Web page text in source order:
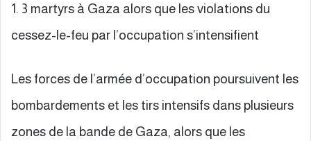
1. 3 martyrs à Gaza alors que les violations du
cessez-le-feu par l’occupation s’intensifient
Les forces de l’armée d’occupation poursuivent les
bombardements et les tirs intensifs dans plusieurs
zones de la bande de Gaza, alors que les